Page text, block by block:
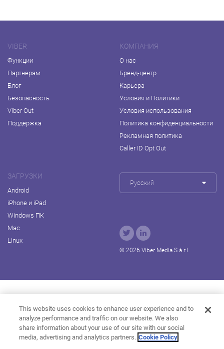
VIBER
Функции
Партнёрам
Блог
Безопасность
Viber Out
Поддержка
КОМПАНИЯ
О нас
Бренд-центр
Карьера
Условия и Политики
Условия использования
Политика конфиденциальности
Рекламная политика
Caller ID Opt Out
ЗАГРУЗКИ
Android
iPhone и iPad
Windows ПК
Mac
Linux
Русский
© 2026 Viber Media S.à r.l.
Rakuten Viki Rakuten Kobo
Rakuten Travel
Rakuten Marketing
Rakuten Insight
Rakuten TV
About Rakuten
This website uses cookies to enhance user experience and to
analyze performance and traffic on our website. We also
share information about your use of our site with our social
media, advertising and analytics partners. Cookie Policy